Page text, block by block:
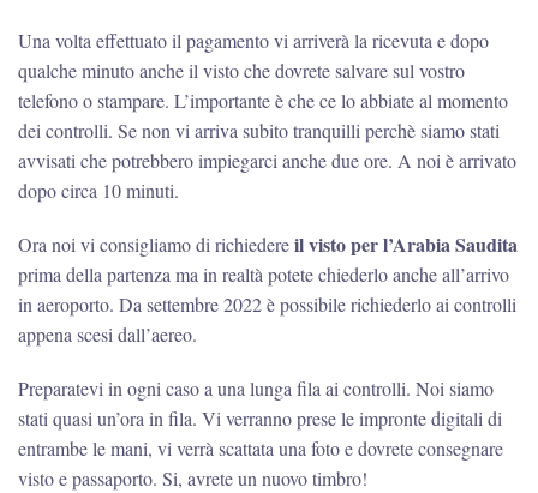
Una volta effettuato il pagamento vi arriverà la ricevuta e dopo
qualche minuto anche il visto che dovrete salvare sul vostro
telefono o stampare. L’importante è che ce lo abbiate al momento
dei controlli. Se non vi arriva subito tranquilli perchè siamo stati
avvisati che potrebbero impiegarci anche due ore. A noi è arrivato
dopo circa 10 minuti.
Ora noi vi consigliamo di richiedereil visto per l’Arabia Saudita
prima della partenza ma in realtà potete chiederlo anche all’arrivo
in aeroporto. Da settembre 2022 è possibile richiederlo ai controlli
appena scesi dall’aereo.
Preparatevi in ogni caso a una lunga fila ai controlli. Noi siamo
stati quasi un’ora in fila. Vi verranno prese le impronte digitali di
entrambe le mani, vi verrà scattata una foto e dovrete consegnare
visto e passaporto. Si, avrete un nuovo timbro!